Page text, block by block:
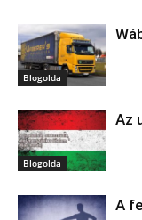
Blogolda
Blogolda
Az
A